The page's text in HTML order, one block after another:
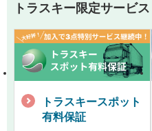
トラスキー限定サービス
トラスキースポット
有料保証